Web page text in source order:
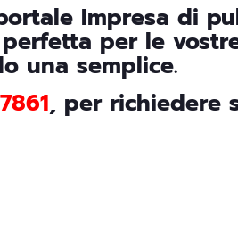
Impresa di
per le
una semplice.
, per richiedere